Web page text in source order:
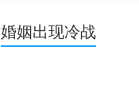
婚姻出现冷战